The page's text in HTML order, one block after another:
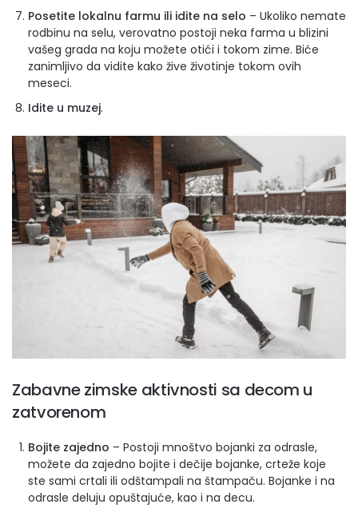
Posetite lokalnu farmu ili idite na selo – Ukoliko nemate
rodbinu na selu, verovatno postoji neka farma u blizini
vašeg grada na koju možete otići i tokom zime. Biće
zanimljivo da vidite kako žive životinje tokom ovih
meseci.
Idite u muzej.
Zabavne zimske aktivnosti sa decom u
zatvorenom
Bojite zajedno – Postoji mnoštvo bojanki za odrasle,
možete da zajedno bojite i dečije bojanke, crteže koje
ste sami crtali ili odštampali na štampaču. Bojanke i na
odrasle deluju opuštajuće, kao i na decu.